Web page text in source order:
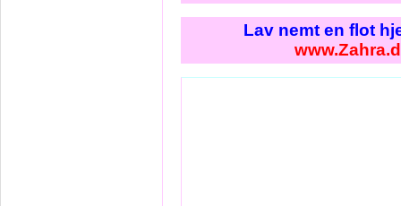
Lav nemt en flot